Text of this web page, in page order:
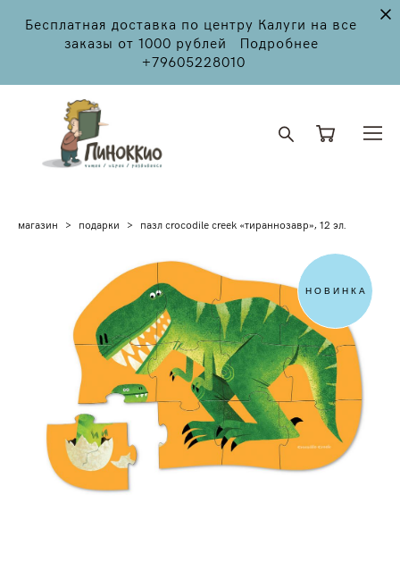
Бесплатная доставка по центру Калуги на все
заказы от 1000 рублей Подробнее
+79605228010
магазин > подарки > пазл crocodile creek «тираннозавр», 12 эл.
НОВИНКА